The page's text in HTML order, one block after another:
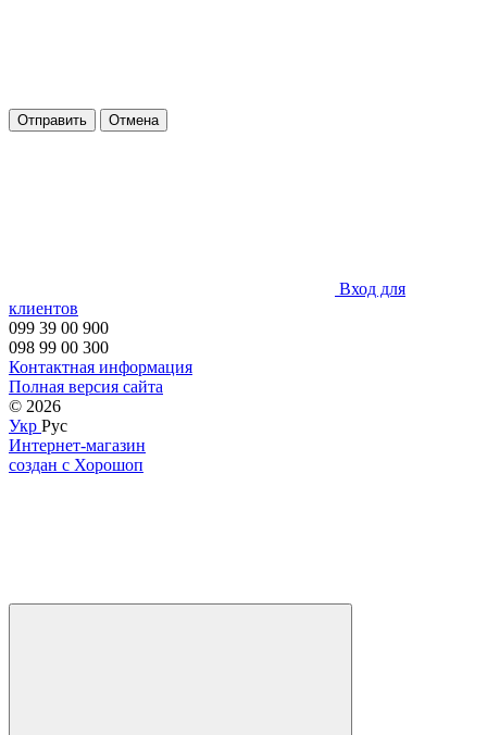
Отправить Отмена
Вход для
клиентов
099 39 00 900
098 99 00 300
Контактная информация
Полная версия сайта
© 2026
Укр Рус
Интернет-магазин
создан с Хорошоп